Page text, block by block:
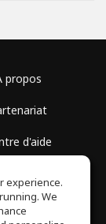
propos
d'aide
confidentialité
experience.
We